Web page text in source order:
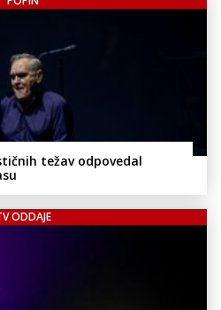
težav odpovedal
ODDAJE